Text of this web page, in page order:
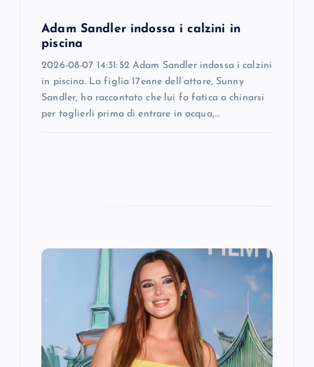
Adam Sandler indossa i calzini in
piscina
2026-08-07 14:31:52 Adam Sandler indossa i calzini
in piscina. La figlia 17enne dell’attore, Sunny
Sandler, ha raccontato che lui fa fatica a chinarsi
per toglierli prima di entrare in acqua,…